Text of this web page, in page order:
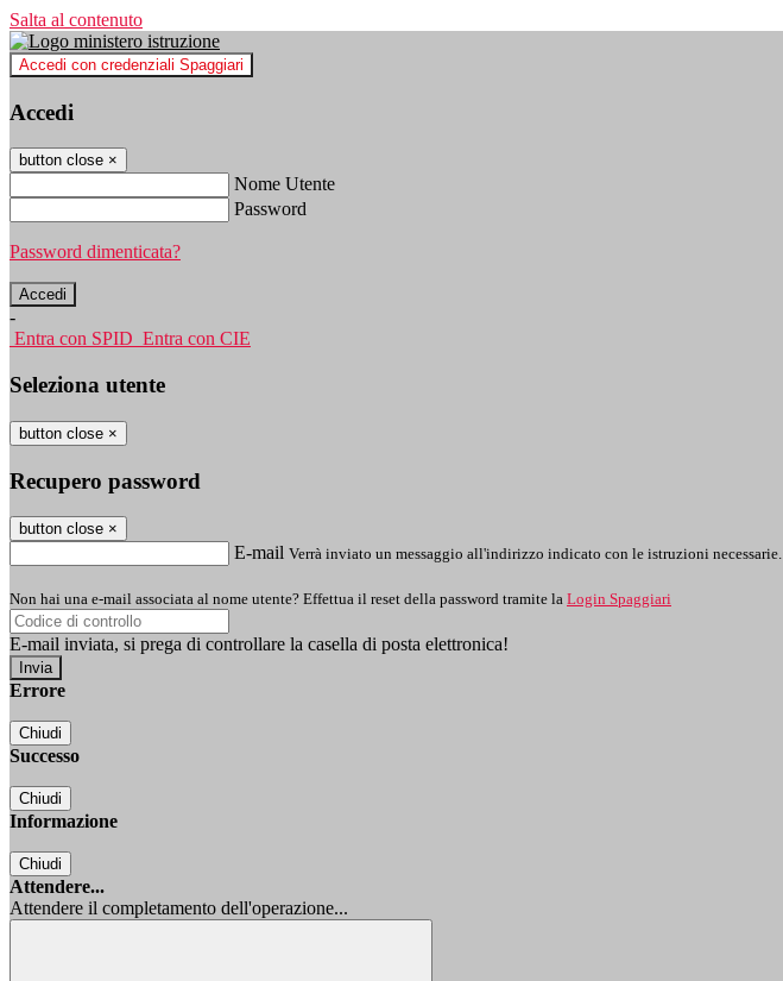
Salta al contenuto
Accedi con credenziali Spaggiari
Accedi
button close ×
Nome Utente
Password
Password dimenticata?
-
Entra con SPID Entra con CIE
Seleziona utente
button close ×
Recupero password
button close ×
E-mail Verrà inviato un messaggio all'indirizzo indicato con le istruzioni necessarie.
Non hai una e-mail associata al nome utente? Effettua il reset della password tramite la Login Spaggiari
E-mail inviata, si prega di controllare la casella di posta elettronica!
Errore
Chiudi
Successo
Chiudi
Informazione
Chiudi
Attendere...
Attendere il completamento dell'operazione...